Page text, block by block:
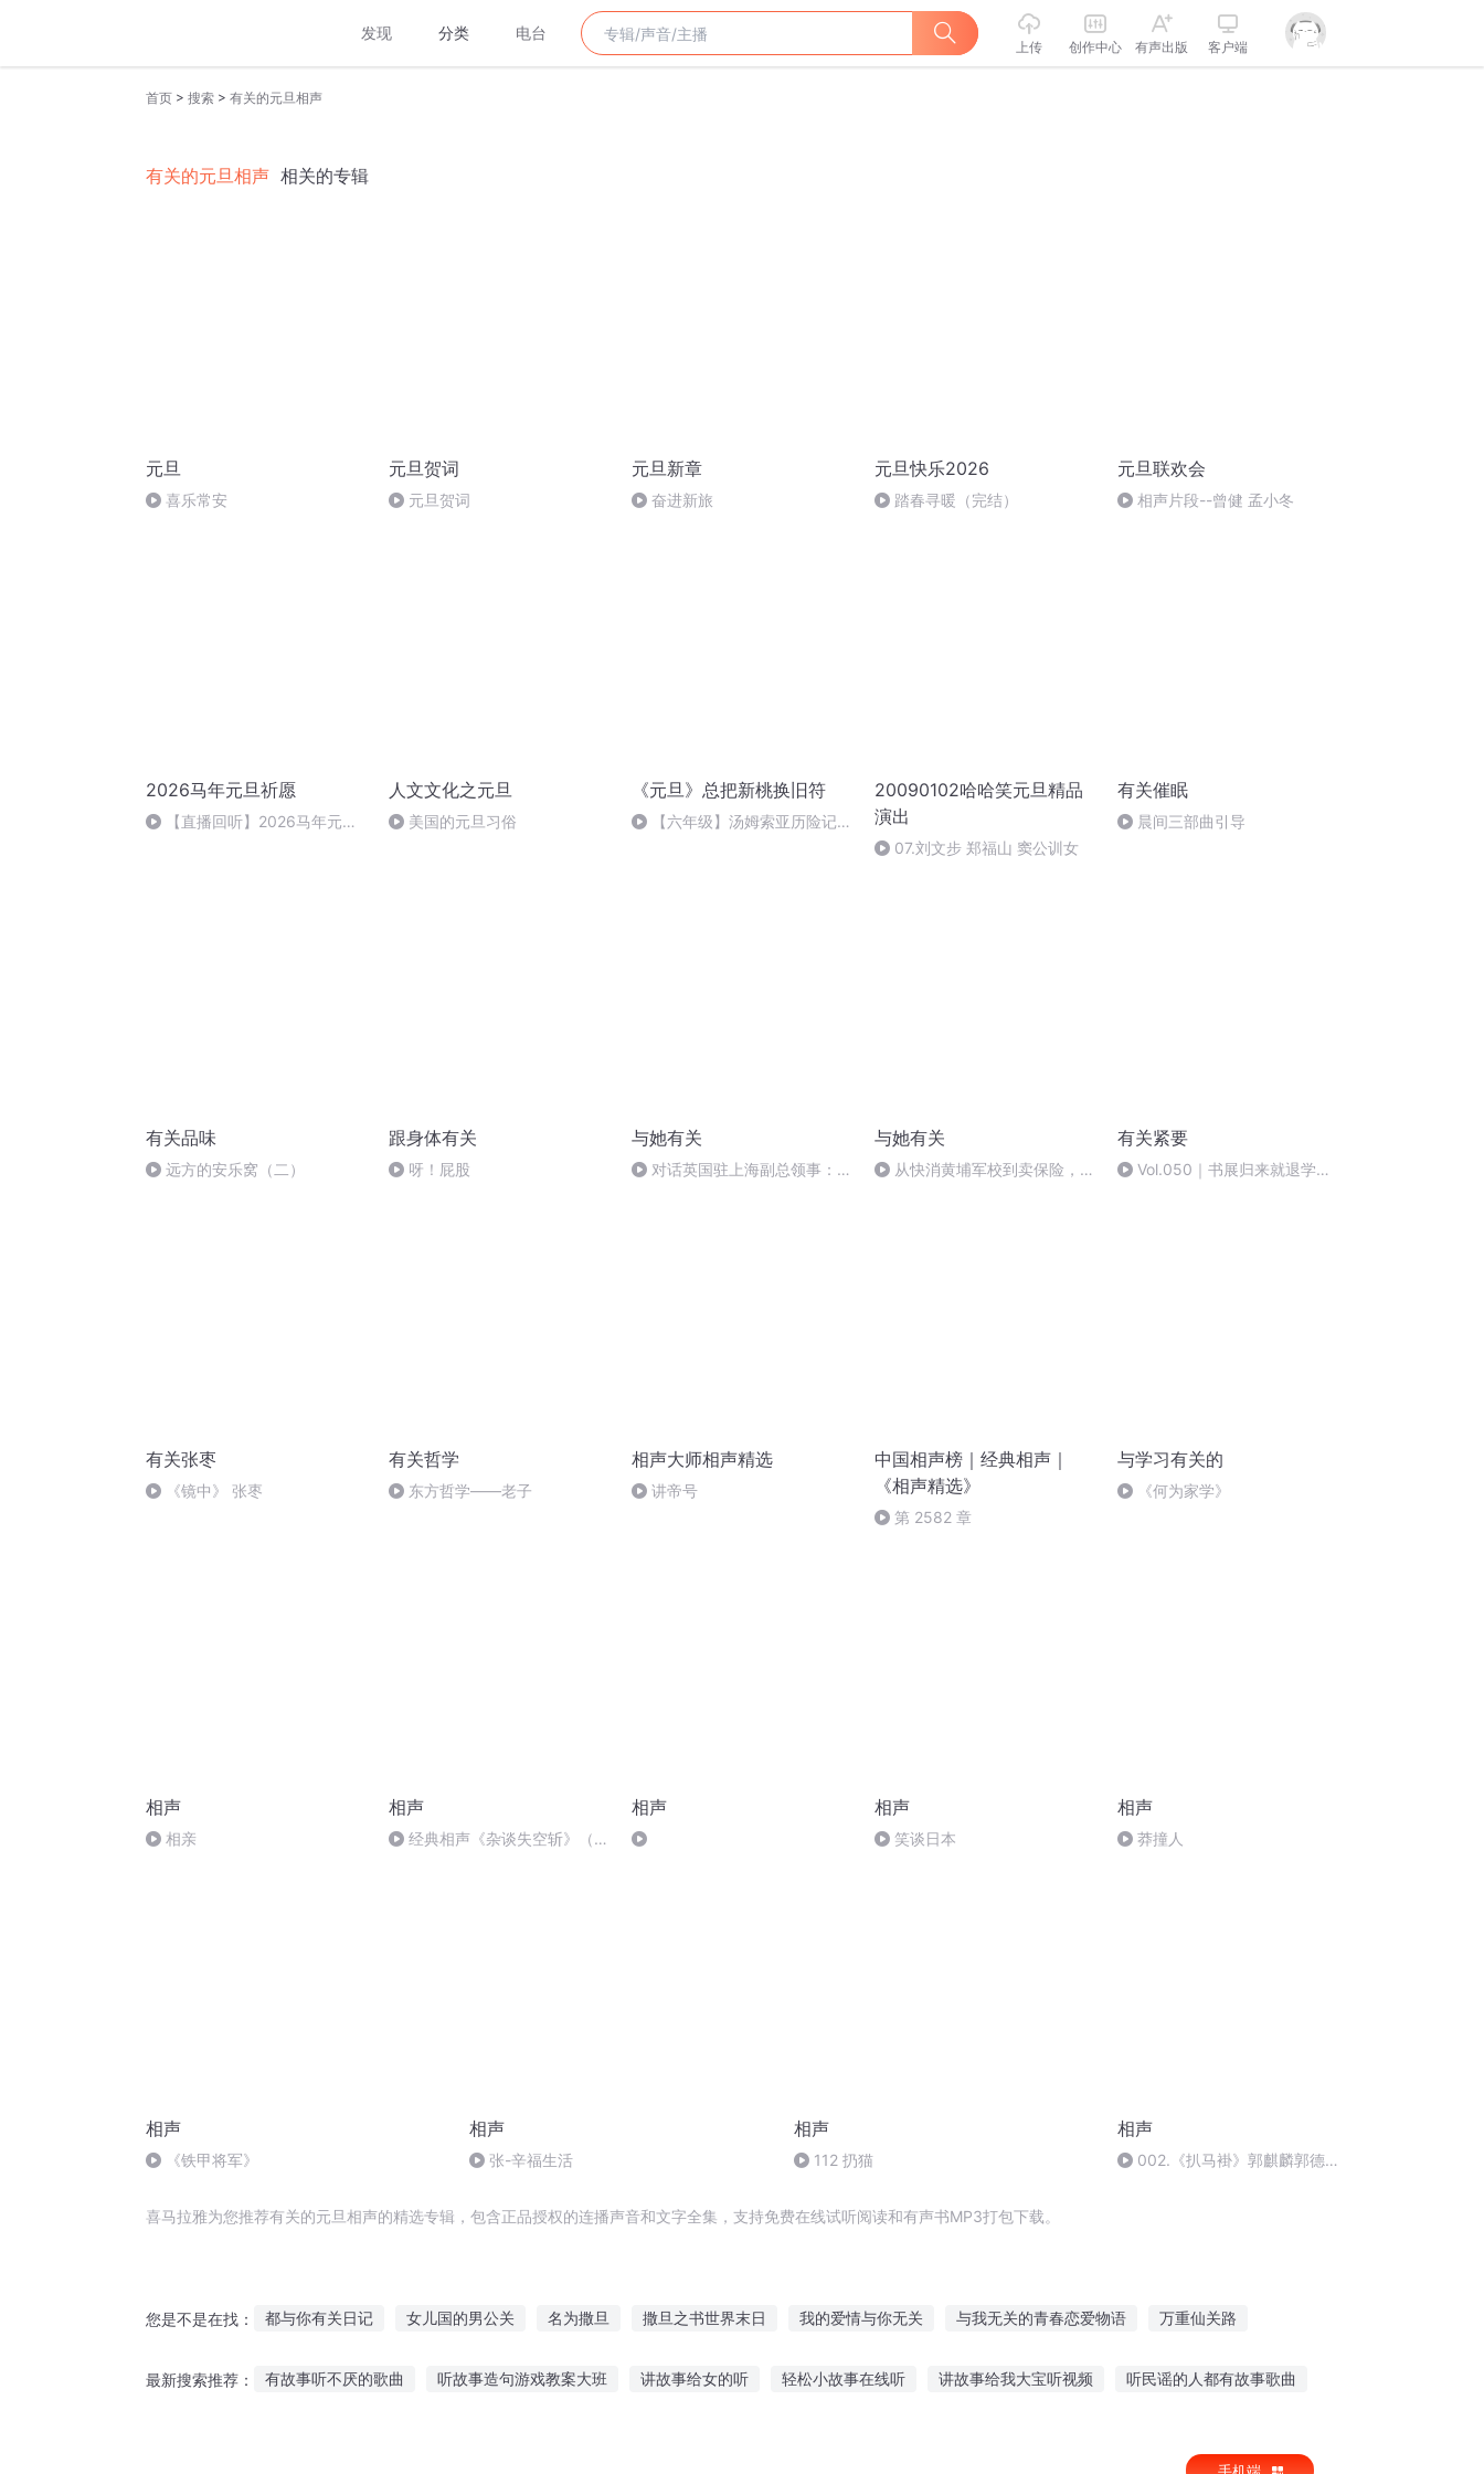
发现 分类 电台
上传 创作中心 有声出版 客户端
首页 > 搜索 > 有关的元旦相声
有关的元旦相声 相关的专辑
元旦
喜乐常安
元旦贺词
元旦贺词
元旦新章
奋进新旅
元旦快乐2026
踏春寻暖（完结）
元旦联欢会
相声片段--曾健 孟小冬
2026马年元旦祈愿
【直播回听】2026马年元旦
人文文化之元旦
美国的元旦习俗
《元旦》总把新桃换旧符
【六年级】汤姆索亚历险记
20090102哈哈笑元旦精品
演出
07.刘文步 郑福山 窦公训女
有关催眠
晨间三部曲引导
有关品味
远方的安乐窝（二）
跟身体有关
呀！屁股
与她有关
对话英国驻上海副总领事：我
与她有关
从快消黄埔军校到卖保险，是
有关紧要
Vol.050｜书展归来就退学，
有关张枣
《镜中》 张枣
有关哲学
东方哲学——老子
相声大师相声精选
讲帝号
中国相声榜｜经典相声｜
《相声精选》
第 2582 章
与学习有关的
《何为家学》
相声
相亲
相声
经典相声《杂谈失空斩》（苏
相声 相声
笑谈日本
相声
莽撞人
相声
《铁甲将军》
相声
张-辛福生活
相声
112 扔猫
相声
002.《扒马褂》郭麒麟郭德
喜马拉雅为您推荐有关的元旦相声的精选专辑，包含正品授权的连播声音和文字全集，支持免费在线试听阅读和有声书MP3打包下载。
您是不是在找： 都与你有关日记 女儿国的男公关 名为撒旦 撒旦之书世界末日 我的爱情与你无关 与我无关的青春恋爱物语 万重仙关路
最新搜索推荐： 有故事听不厌的歌曲 听故事造句游戏教案大班 讲故事给女的听 轻松小故事在线听 讲故事给我大宝听视频 听民谣的人都有故事歌曲